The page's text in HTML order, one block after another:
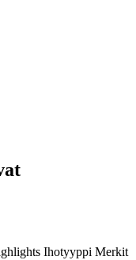
Ihotyyppi Merkit